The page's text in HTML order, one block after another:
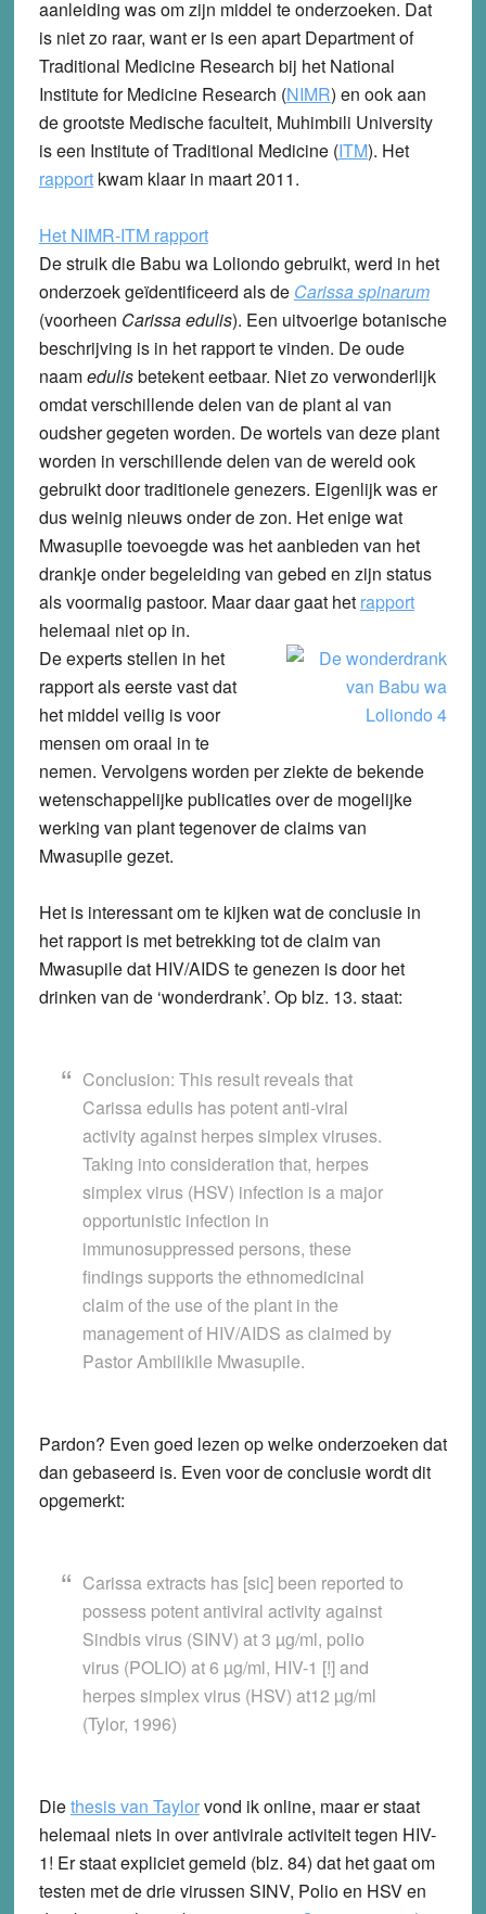
aanleiding was om zijn middel te onderzoeken. Dat
is niet zo raar, want er is een apart Department of
Traditional Medicine Research bij het National
Institute for Medicine Research (NIMR) en ook aan
de grootste Medische faculteit, Muhimbili University
is een Institute of Traditional Medicine (ITM). Het
rapportkwam klaar in maart 2011.
Het NIMR-ITM rapport
De struik die Babu wa Loliondo gebruikt, werd in het
onderzoek geïdentificeerd als de Carissa spinarum
(voorheen Carissa edulis). Een uitvoerige botanische
beschrijving is in het rapport te vinden. De oude
naamedulisbetekent eetbaar. Niet zo verwonderlijk
omdat verschillende delen van de plant al van
oudsher gegeten worden. De wortels van deze plant
worden in verschillende delen van de wereld ook
gebruikt door traditionele genezers. Eigenlijk was er
dus weinig nieuws onder de zon. Het enige wat
Mwasupile toevoegde was het aanbieden van het
drankje onder begeleiding van gebed en zijn status
als voormalig pastoor. Maar daar gaat het rapport
helemaal niet op in.
De experts stellen in het
rapport als eerste vast dat
het middel veilig is voor
mensen om oraal in te
nemen. Vervolgens worden per ziekte de bekende
wetenschappelijke publicaties over de mogelijke
werking van plant tegenover de claims van
Mwasupile gezet.
Het is interessant om te kijken wat de conclusie in
het rapport is met betrekking tot de claim van
Mwasupile dat HIV/AIDS te genezen is door het
drinken van de ‘wonderdrank’. Op blz. 13. staat:
Conclusion: This result reveals that
Carissa edulis has potent anti-viral
activity against herpes simplex viruses.
Taking into consideration that, herpes
simplex virus (HSV) infection is a major
opportunistic infection in
immunosuppressed persons, these
findings supports the ethnomedicinal
claim of the use of the plant in the
management of HIV/AIDS as claimed by
Pastor Ambilikile Mwasupile.
Pardon? Even goed lezen op welke onderzoeken dat
dan gebaseerd is. Even voor de conclusie wordt dit
opgemerkt:
Carissa extracts has [sic] been reported to
possess potent antiviral activity against
Sindbis virus (SINV) at 3 µg/ml, polio
virus (POLIO) at 6 µg/ml, HIV-1 [!] and
herpes simplex virus (HSV) at12 µg/ml
(Tylor, 1996)
Diethesis van Taylorvond ik online, maar er staat
helemaal niets in over antivirale activiteit tegen HIV-
1! Er staat expliciet gemeld (blz. 84) dat het gaat om
testen met de drie virussen SINV, Polio en HSV en